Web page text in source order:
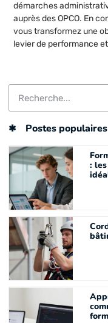
démarches
auprès des OPCO. En
vous transformez une
levier de performance
Postes populaires
: